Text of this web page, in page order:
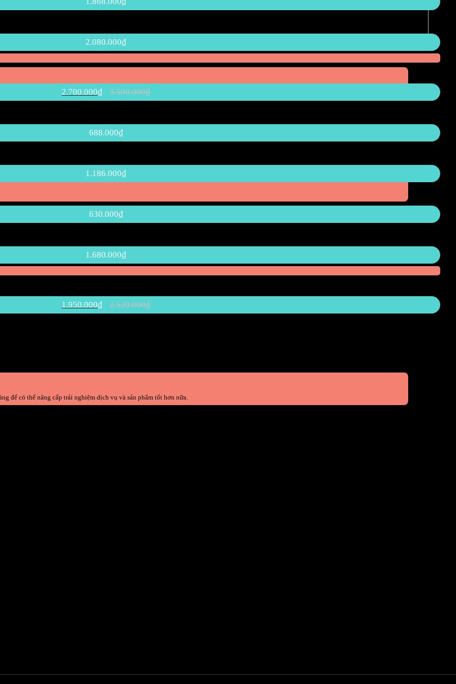
2.080.000₫
2.700.000₫ 3.500.000₫
688.000₫
1.186.000₫
630.000₫
1.680.000₫
1.950.000₫ 2.520.000₫
để có thể nâng cấp trải nghiệm dịch vụ và sản phẩm tốt hơn nữa.